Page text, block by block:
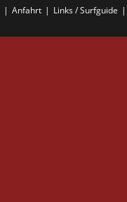
Anfahrt Links / Surfguide